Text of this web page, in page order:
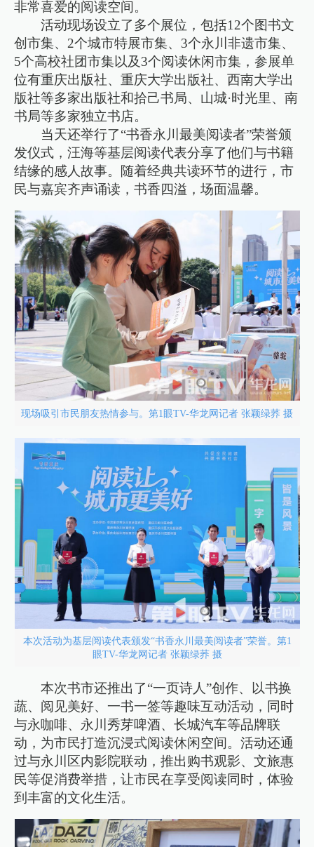
非常喜爱的阅读空间。
活动现场设立了多个展位，包括12个图书文
创市集、2个城市特展市集、3个永川非遗市集、
5个高校社团市集以及3个阅读休闲市集，参展单
位有重庆出版社、重庆大学出版社、西南大学出
版社等多家出版社和拾己书局、山城·时光里、南
书局等多家独立书店。
当天还举行了“书香永川最美阅读者”荣誉颁
发仪式，汪海等基层阅读代表分享了他们与书籍
结缘的感人故事。随着经典共读环节的进行，市
民与嘉宾齐声诵读，书香四溢，场面温馨。
现场吸引市民朋友热情参与。第1眼TV-华龙网记者 张颖绿荞 摄
本次活动为基层阅读代表颁发“书香永川最美阅读者”荣誉。第1
眼TV-华龙网记者 张颖绿荞 摄
本次书市还推出了“一页诗人”创作、以书换
蔬、阅见美好、一书一签等趣味互动活动，同时
与永咖啡、永川秀芽啤酒、长城汽车等品牌联
动，为市民打造沉浸式阅读休闲空间。活动还通
过与永川区内影院联动，推出购书观影、文旅惠
民等促消费举措，让市民在享受阅读同时，体验
到丰富的文化生活。